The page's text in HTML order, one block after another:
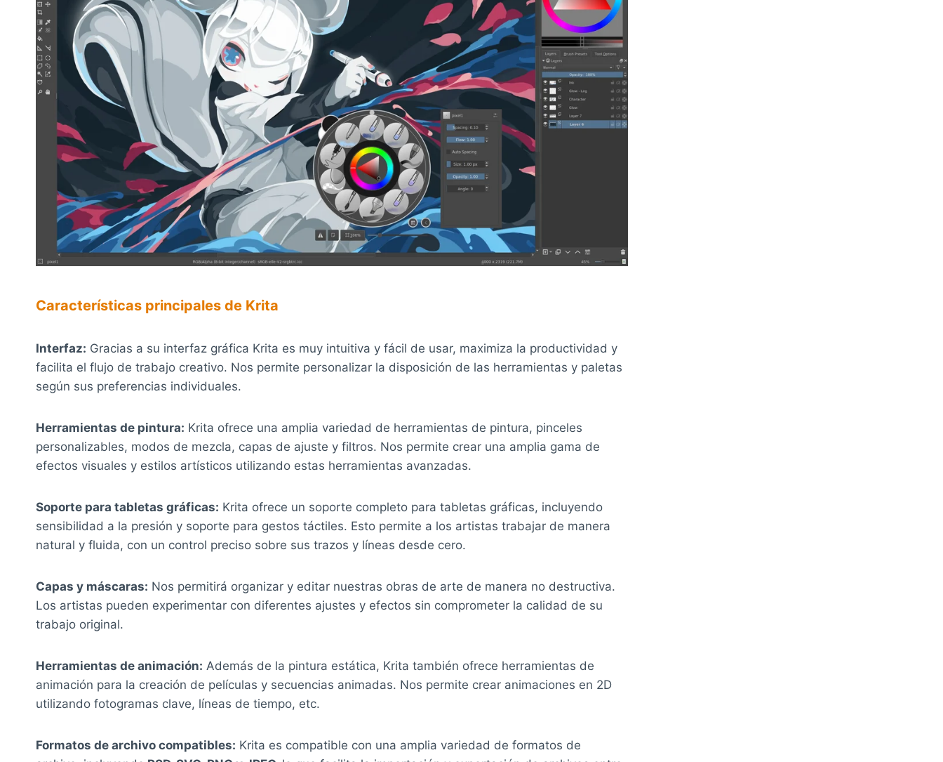
Características principales de Krita
Interfaz: Gracias a su interfaz gráfica Krita es muy intuitiva y fácil de usar, maximiza la productividad y
facilita el flujo de trabajo creativo. Nos permite personalizar la disposición de las herramientas y paletas
según sus preferencias individuales.
Herramientas de pintura: Krita ofrece una amplia variedad de herramientas de pintura, pinceles
personalizables, modos de mezcla, capas de ajuste y filtros. Nos permite crear una amplia gama de
efectos visuales y estilos artísticos utilizando estas herramientas avanzadas.
Soporte para tabletas gráficas: Krita ofrece un soporte completo para tabletas gráficas, incluyendo
sensibilidad a la presión y soporte para gestos táctiles. Esto permite a los artistas trabajar de manera
natural y fluida, con un control preciso sobre sus trazos y líneas desde cero.
Capas y máscaras: Nos permitirá organizar y editar nuestras obras de arte de manera no destructiva.
Los artistas pueden experimentar con diferentes ajustes y efectos sin comprometer la calidad de su
trabajo original.
Herramientas de animación: Además de la pintura estática, Krita también ofrece herramientas de
animación para la creación de películas y secuencias animadas. Nos permite crear animaciones en 2D
utilizando fotogramas clave, líneas de tiempo, etc.
Formatos de archivo compatibles: Krita es compatible con una amplia variedad de formatos de